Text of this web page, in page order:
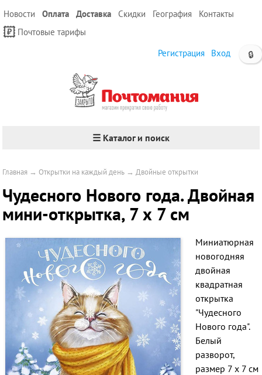
Новости Оплата Доставка Скидки География
Контакты
Почтовые тарифы
🔒
Регистрация Вход
☰ Каталог и поиск
Главная → Открытки на каждый день →Двойные открытки
Чудесного Нового года. Двойная
мини-открытка, 7 х 7 см
Миниатюрная
новогодняя
двойная
квадратная
открытка
"Чудесного
Нового года".
Белый
разворот,
размер 7 х 7 см